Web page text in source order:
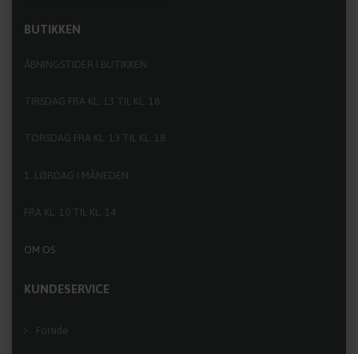
BUTIKKEN
ÅBNINGSTIDER I BUTIKKEN:
TIRSDAG FRA KL. 13 TIL KL. 18
TORSDAG FRA KL. 13 TIL KL. 18
1. LØRDAG I MÅNEDEN
FRA KL. 10 TIL KL. 14
OM OS
KUNDESERVICE
Forside